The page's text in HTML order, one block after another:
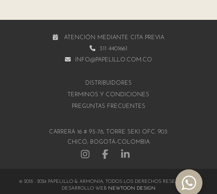
ATENCIÓN MEDIANTE CITA PREVIA
311 4401661
INFO@PAPELILLO.COM.CO
DISTRIBUIDORES
TÉRMINOS Y CONDICIONES
PREGUNTAS FRECUENTES
CARRERA 16 # 93-78, TORRE SEKI OFC. 903
CHICÓ, BOGOTÁ-COLOMBIA
© 2018 - 2024 PAPELILLO & ARMONÍA, TODOS LOS DERECHOS RESERVADOS |
DESARROLLO WEB NEWTOON DESIGN